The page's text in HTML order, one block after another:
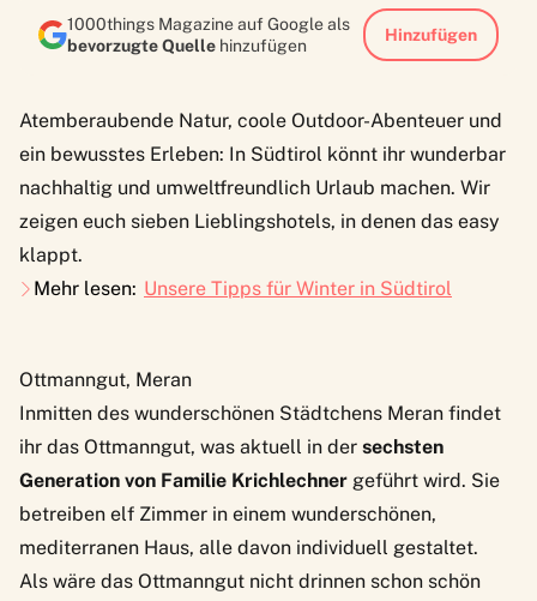
1000things Magazine auf Google als
bevorzugte Quelle hinzufügen
Hinzufügen
Atemberaubende Natur, coole Outdoor-Abenteuer und
ein bewusstes Erleben: In Südtirol könnt ihr wunderbar
nachhaltig und umweltfreundlich Urlaub machen. Wir
zeigen euch sieben Lieblingshotels, in denen das easy
klappt.
Mehr lesen: Unsere Tipps für Winter in Südtirol
Ottmanngut, Meran
Inmitten des wunderschönen Städtchens Meran findet
ihr das Ottmanngut, was aktuell in der sechsten
Generation von Familie Krichlechner geführt wird. Sie
betreiben elf Zimmer in einem wunderschönen,
mediterranen Haus, alle davon individuell gestaltet.
Als wäre das Ottmanngut nicht drinnen schon schön